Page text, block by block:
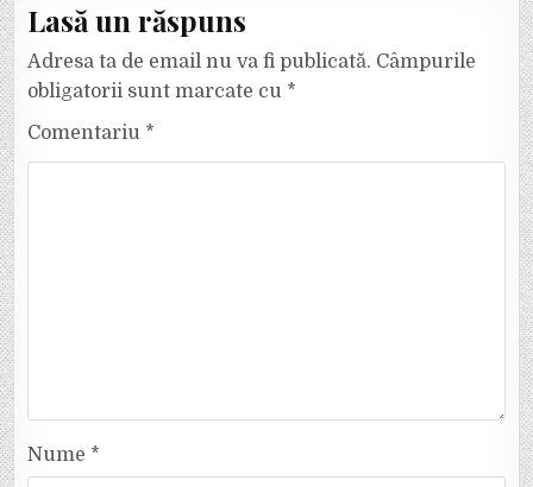
Lasă un răspuns
Adresa ta de email nu va fi publicată. Câmpurile
obligatorii sunt marcate cu *
Comentariu *
Nume *